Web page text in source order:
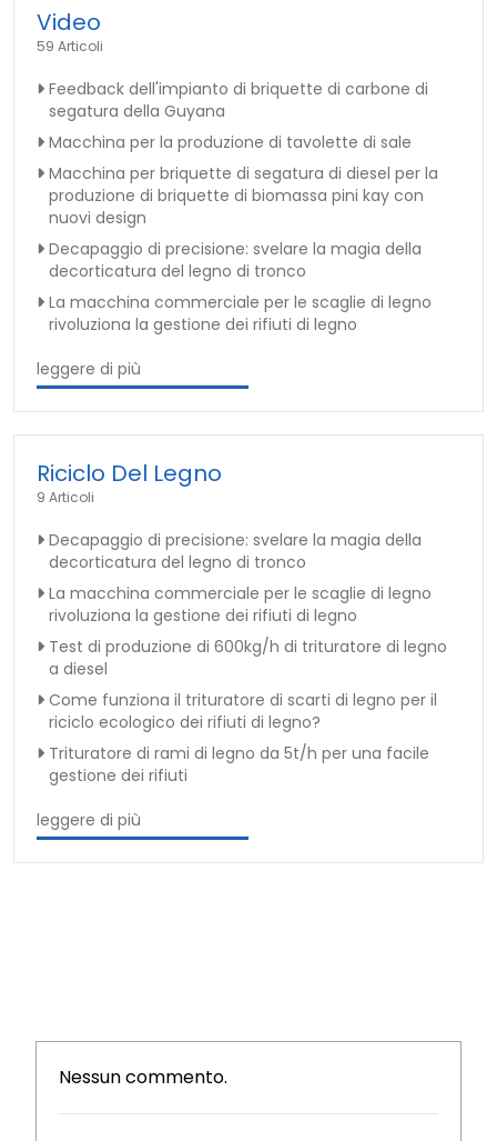
Video
59 Articoli
Feedback dell'impianto di briquette di carbone di
segatura della Guyana
Macchina per la produzione di tavolette di sale
Macchina per briquette di segatura di diesel per la
produzione di briquette di biomassa pini kay con
nuovi design
Decapaggio di precisione: svelare la magia della
decorticatura del legno di tronco
La macchina commerciale per le scaglie di legno
rivoluziona la gestione dei rifiuti di legno
leggere di più
Riciclo Del Legno
9 Articoli
Decapaggio di precisione: svelare la magia della
decorticatura del legno di tronco
La macchina commerciale per le scaglie di legno
rivoluziona la gestione dei rifiuti di legno
Test di produzione di 600kg/h di trituratore di legno
a diesel
Come funziona il trituratore di scarti di legno per il
riciclo ecologico dei rifiuti di legno?
Trituratore di rami di legno da 5t/h per una facile
gestione dei rifiuti
leggere di più
Nessun commento.